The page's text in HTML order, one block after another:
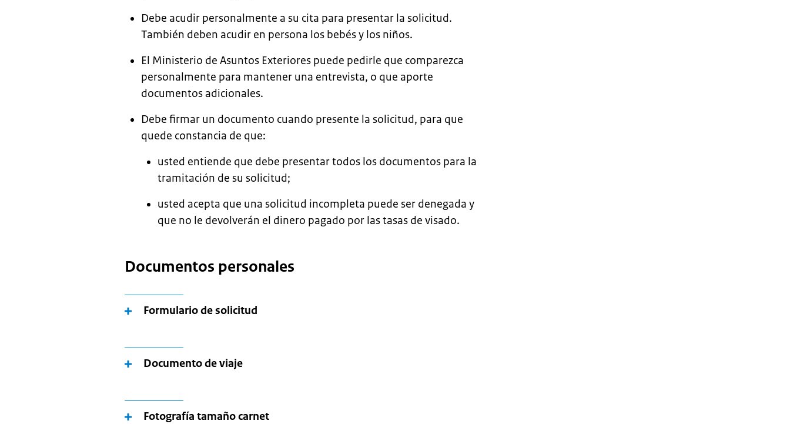
Debe acudir personalmente a su cita para presentar la solicitud.
También deben acudir en persona los bebés y los niños.
El Ministerio de Asuntos Exteriores puede pedirle que comparezca
personalmente para mantener una entrevista, o que aporte
documentos adicionales.
Debe firmar un documento cuando presente la solicitud, para que
quede constancia de que:
usted entiende que debe presentar todos los documentos para la
tramitación de su solicitud;
usted acepta que una solicitud incompleta puede ser denegada y
que no le devolverán el dinero pagado por las tasas de visado.
Documentos personales
Formulario de solicitud
Documento de viaje
Fotografía tamaño carnet